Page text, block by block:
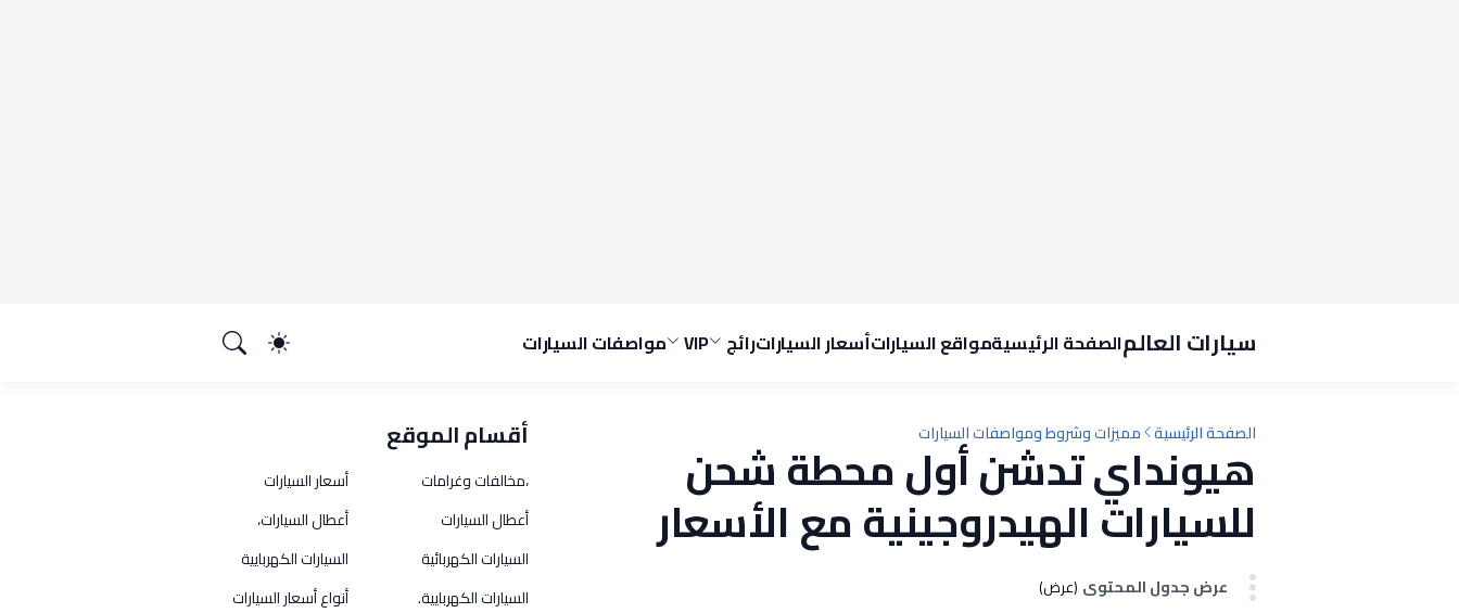
سيارات العالمالصفحة الرئيسيةمواقع السياراتأسعار السياراترائج VIP مواصفات السيارات
الصفحة الرئيسية مميزات وشروط ومواصفات السيارات
هيونداي تدشن أول محطة شحن
للسيارات الهيدروجينية مع الأسعار
عرض جدول المحتوى (عرض)
أقسام الموقع
،مخالفات وغرامات
أسعار السيارات
أعطال السيارات
أعطال السيارات،
السيارات الكهربائية
السيارات الكهربايية
السيارات الكهربايية.
أنواع أسعار السيارات